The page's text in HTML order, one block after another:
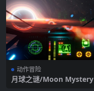
动作冒险
月球之谜/Moon Mystery